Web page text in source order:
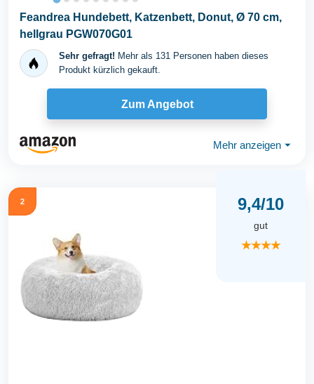
Feandrea Hundebett, Katzenbett, Donut, Ø 70 cm,
hellgrau PGW070G01
Sehr gefragt! Mehr als 131 Personen haben dieses
Produkt kürzlich gekauft.
Zum Angebot
Mehr anzeigen ⏷
2 9,4/10
gut
★★★★